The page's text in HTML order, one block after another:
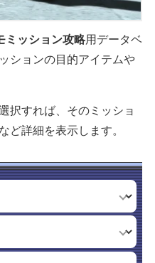
ミッション攻略用データベ
ションの目的アイテムや
択すれば、そのミッショ
ど詳細を表示します。